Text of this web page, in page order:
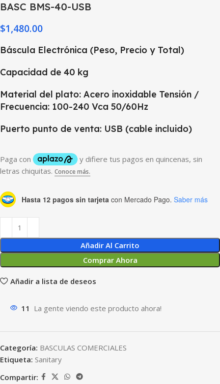
BASC BMS-40-USB
$1,480.00
Báscula Electrónica (Peso, Precio y Total)
Capacidad de 40 kg
Material del plato: Acero inoxidable Tensión /
Frecuencia: 100-240 Vca 50/60Hz
Puerto punto de venta: USB (cable incluido)
Hasta 12 pagos sin tarjeta con Mercado Pago. Saber más
Añadir Al Carrito
Comprar Ahora
Añadir a lista de deseos
11 La gente viendo este producto ahora!
Categoría: BASCULAS COMERCIALES
Etiqueta: Sanitary
Compartir: